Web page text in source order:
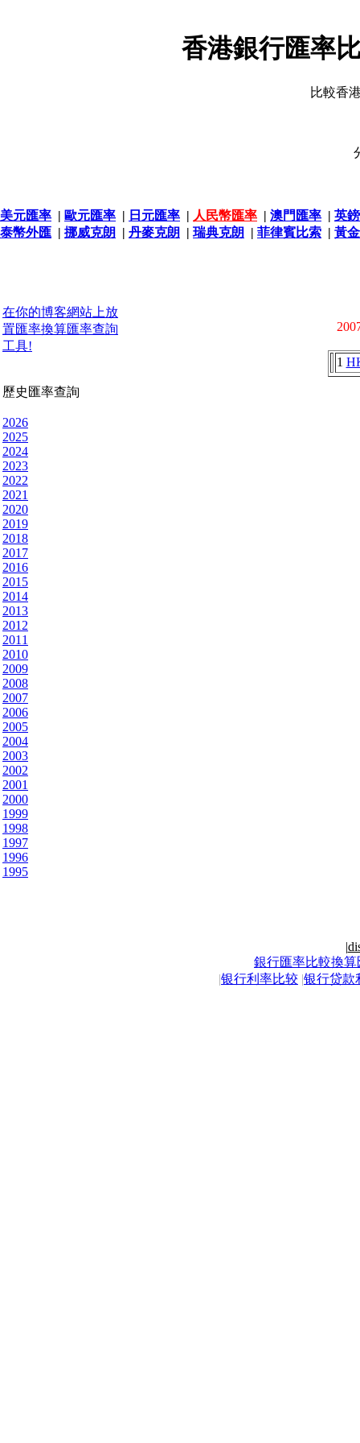
香港銀行匯率
比較香
美元匯率 | 歐元匯率 | 日元匯率 | 人民幣匯率 | 澳門匯率 | 英
泰幣外匯 | 挪威克朗 | 丹麥克朗 | 瑞典克朗 | 菲律賓比索 | 黃
在你的博客網站上放
置匯率換算匯率查詢
工具!
歷史匯率查詢
2026
2025
2024
2023
2022
2021
2020
2019
2018
2017
2016
2015
2014
2013
2012
2011
2010
2009
2008
2007
2006
2005
2004
2003
2002
2001
2000
1999
1998
1997
1996
1995
1
|
銀行匯率比較換算
|银行利率比较 |银行贷款